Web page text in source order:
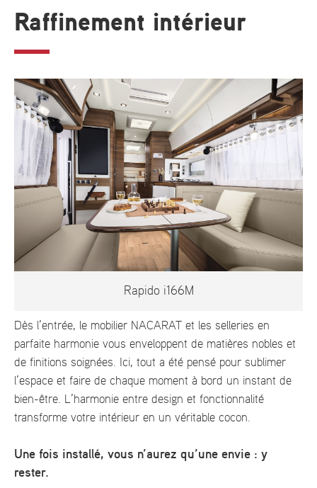
Raffinement intérieur
Rapido i166M
Dès l’entrée, le mobilier NACARAT et les selleries en
parfaite harmonie vous enveloppent de matières nobles et
de finitions soignées. Ici, tout a été pensé pour sublimer
l’espace et faire de chaque moment à bord un instant de
bien-être. L’harmonie entre design et fonctionnalité
transforme votre intérieur en un véritable cocon.
Une fois installé, vous n’aurez qu’une envie : y
rester.